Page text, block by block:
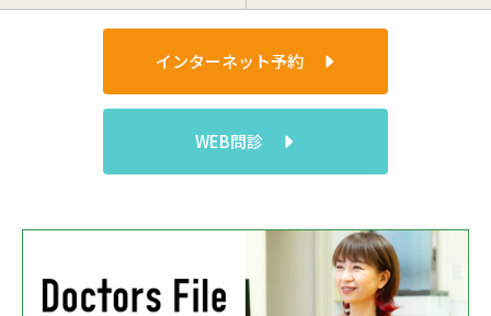
インターネット予約
WEB問診